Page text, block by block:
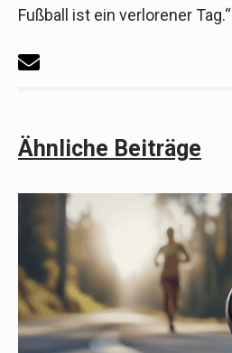
Fußball ist ein verlorener Tag.“
Ähnliche Beiträge